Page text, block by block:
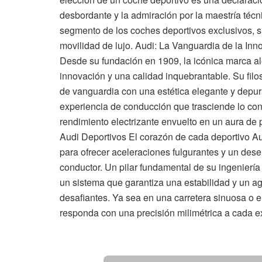
desbordante y la admiración por la maestría
segmento de los coches deportivos exclusivos,
movilidad de lujo. Audi: La Vanguardia de la
Desde su fundación en 1909, la icónica marca
innovación y una calidad inquebrantable. Su
de vanguardia con una estética elegante y
experiencia de conducción que trasciende lo
rendimiento electrizante envuelto en un aura
Audi Deportivos El corazón de cada deportivo
para ofrecer aceleraciones fulgurantes y un
conductor. Un pilar fundamental de su
un sistema que garantiza una estabilidad y un
desafiantes. Ya sea en una carretera sinuosa o
responda con una precisión milimétrica a cada